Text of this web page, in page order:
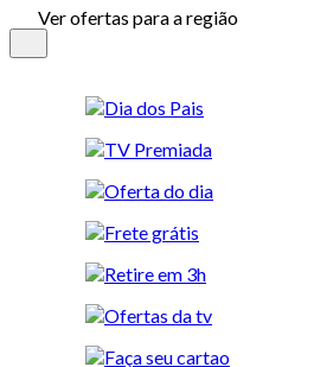
Ver ofertas para a região